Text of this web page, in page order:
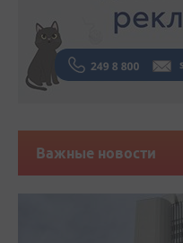
Важные новости